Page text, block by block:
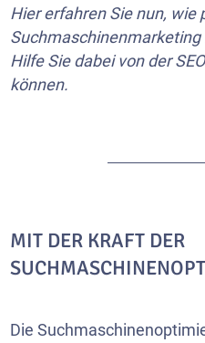
Hier erfahren Sie nun, wie
Hilfe Sie dabei von der
können.
MIT DER KRAFT DER
Die